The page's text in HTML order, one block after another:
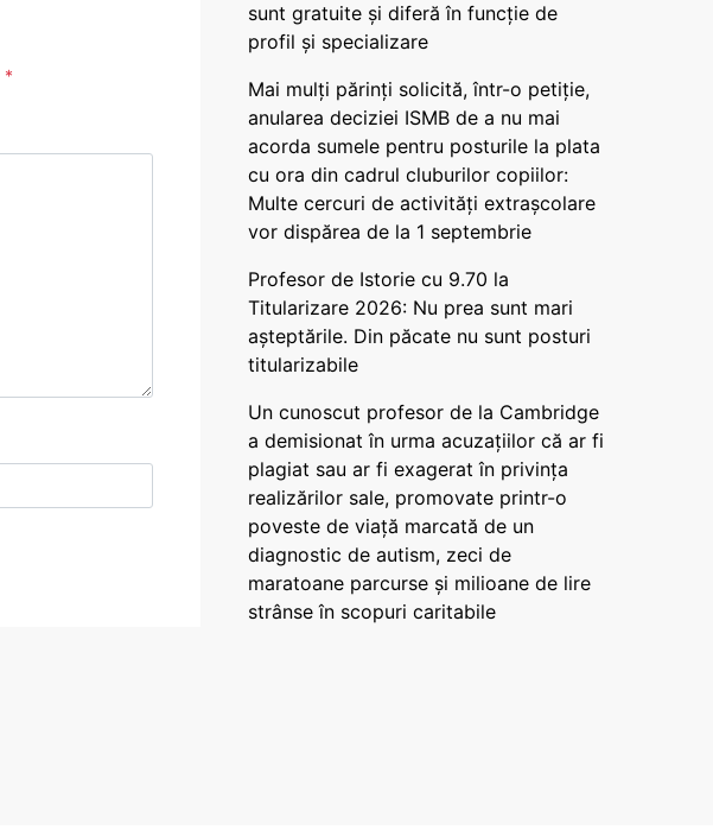
*
sunt gratuite și diferă în funcție de
profil și specializare
Mai mulți părinți solicită, într-o petiție,
anularea deciziei ISMB de a nu mai
acorda sumele pentru posturile la plata
cu ora din cadrul cluburilor copiilor:
Multe cercuri de activități extrașcolare
vor dispărea de la 1 septembrie
Profesor de Istorie cu 9.70 la
Titularizare 2026: Nu prea sunt mari
așteptările. Din păcate nu sunt posturi
titularizabile
Un cunoscut profesor de la Cambridge
a demisionat în urma acuzațiilor că ar fi
plagiat sau ar fi exagerat în privința
realizărilor sale, promovate printr-o
poveste de viață marcată de un
diagnostic de autism, zeci de
maratoane parcurse și milioane de lire
strânse în scopuri caritabile